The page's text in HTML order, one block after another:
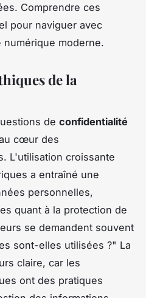
Comprendre ces
pour naviguer avec
moderne.
de la
de confidentialité
cœur des
L'utilisation croissante
a entraîné une
personnelles,
quant à la protection de
se demandent souvent
sont-elles utilisées ?" La
claire, car les
ont des pratiques